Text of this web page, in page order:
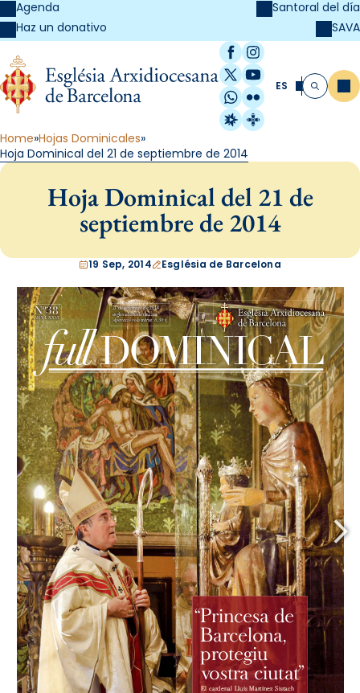
Agenda
Haz un donativo
Santoral del día
SAVA
Facebook
Instagram
X / Twitter
YouTube
WhatsApp
Flickr
Radio Estel
Catalunya
ES Buscar
Home Hojas Dominicales
Hoja Dominical del 21 de septiembre de 2014
Hoja Dominical del 21 de
septiembre de 2014
19 Sep, 2014 Església de Barcelona